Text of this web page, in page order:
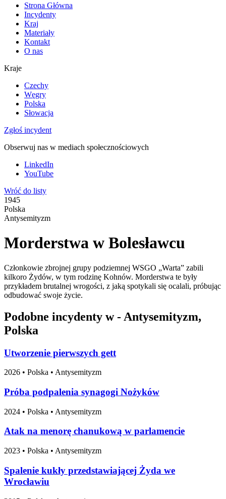
Strona Główna
Incydenty
Kraj
Materiały
Kontakt
O nas
Kraje
Czechy
Węgry
Polska
Słowacja
Zgłoś incydent
Obserwuj nas w mediach społecznościowych
LinkedIn
YouTube
Wróć do listy
1945
Polska
Antysemityzm
Morderstwa w Bolesławcu
Członkowie zbrojnej grupy podziemnej WSGO „Warta” zabili
kilkoro Żydów, w tym rodzinę Kohnów. Morderstwa te były
przykładem brutalnej wrogości, z jaką spotykali się ocalali, próbując
odbudować swoje życie.
Podobne incydenty w - Antysemityzm,
Polska
Utworzenie pierwszych gett
2026 • Polska • Antysemityzm
Próba podpalenia synagogi Nożyków
2024 • Polska • Antysemityzm
Atak na menorę chanukową w parlamencie
2023 • Polska • Antysemityzm
Spalenie kukły przedstawiającej Żyda we
Wrocławiu